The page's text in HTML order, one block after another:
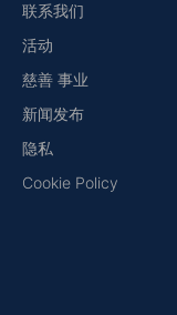
联系我们
活动
慈善 事业
新闻发布
隐私
Cookie Policy